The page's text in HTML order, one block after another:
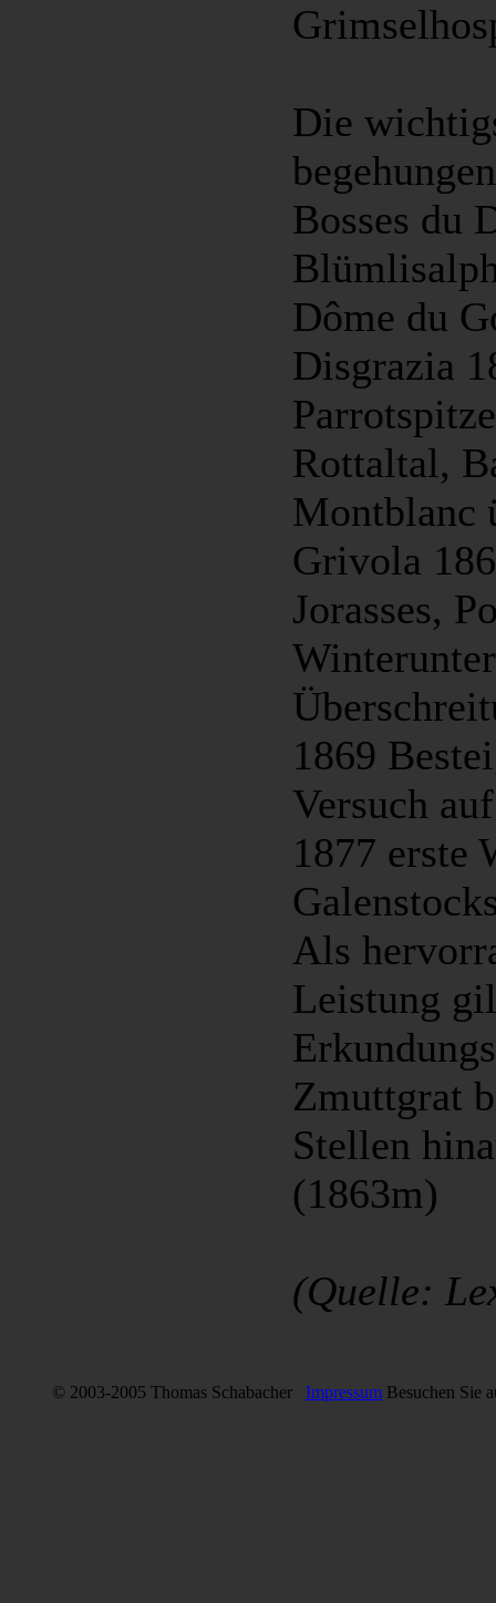
Die
Bosses du
Dôme du
Disgrazia
Rottaltal,
Montblanc
Grivola
Jorasses,
1869
Versuch
1877 erste
Als
Leistung
Zmuttgrat
Stellen
(1863m)
(Quelle:
© 2003-2005 Thomas Schabacher Impressum Besuchen Sie